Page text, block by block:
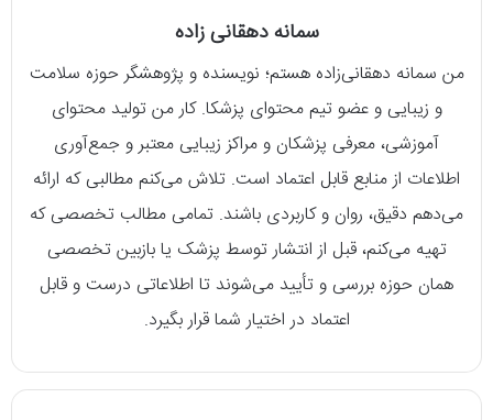
سمانه دهقانی زاده
من سمانه دهقانی‌زاده هستم؛ نویسنده و پژوهشگر حوزه سلامت
و زیبایی و عضو تیم محتوای پزشکا. کار من تولید محتوای
آموزشی، معرفی پزشکان و مراکز زیبایی معتبر و جمع‌آوری
اطلاعات از منابع قابل اعتماد است. تلاش می‌کنم مطالبی که ارائه
می‌دهم دقیق، روان و کاربردی باشند. تمامی مطالب تخصصی که
تهیه می‌کنم، قبل از انتشار توسط پزشک یا بازبین تخصصی
همان حوزه بررسی و تأیید می‌شوند تا اطلاعاتی درست و قابل
اعتماد در اختیار شما قرار بگیرد.